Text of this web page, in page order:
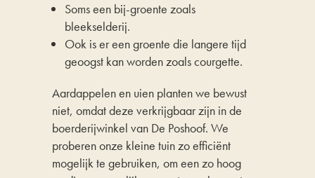
Soms een bij-groente zoals
bleekselderij.
Ook is er een groente die langere tijd
geoogst kan worden zoals courgette.
Aardappelen en uien planten we bewust
niet, omdat deze verkrijgbaar zijn in de
boerderijwinkel van De Poshoof. We
proberen onze kleine tuin zo efficiënt
mogelijk te gebruiken, om een zo hoog